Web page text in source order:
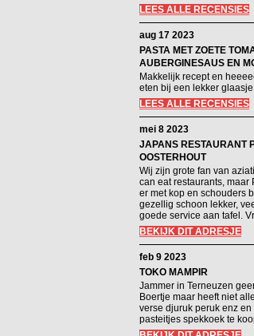
LEES ALLE RECENSIES
aug 17 2023
PASTA MET ZOETE
AUBERGINESAUS EN
Makkelijk recept en
eten bij een lekker
LEES ALLE RECENSIES
mei 8 2023
JAPANS RESTAURANT
OOSTERHOUT
Wij zijn grote fan van
can eat restaurants, maar
er met kop en schouders
gezellig schoon lekker,
goede service aan tafel.
BEKIJK DIT ADRESJE
feb 9 2023
TOKO MAMPIR
Jammer in Terneuzen
Boertje maar heeft niet
verse djuruk peruk enz
pasteitjes spekkoek te